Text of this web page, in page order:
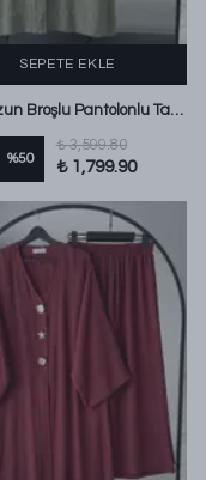
SEPETE EKLE
Üstü Uzun Broşlu Pantolonlu Takım Adaçayı
%50
₺ 3,599.80
₺ 1,799.90